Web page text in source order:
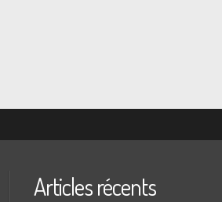
Articles récents